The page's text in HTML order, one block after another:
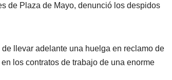
de Plaza de Mayo, denunció los despidos
llevar adelante una huelga en reclamo de
los contratos de trabajo de una enorme